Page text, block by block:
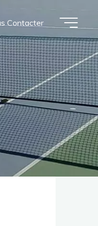
Contacter